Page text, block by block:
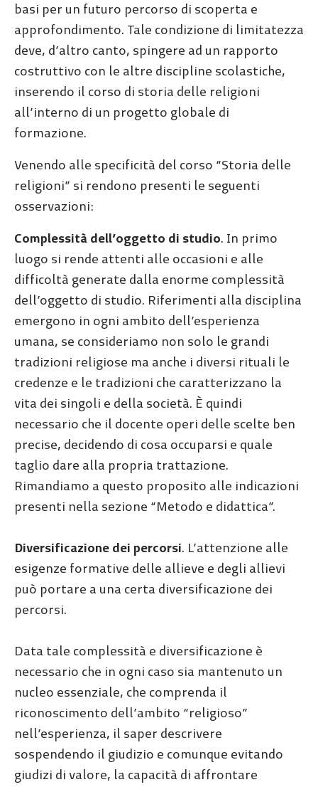
basi per un futuro percorso di scoperta e
approfondimento. Tale condizione di limitatezza
deve, d’altro canto, spingere ad un rapporto
costruttivo con le altre discipline scolastiche,
inserendo il corso di storia delle religioni
all’interno di un progetto globale di
formazione.
Venendo alle specificità del corso “Storia delle
religioni” si rendono presenti le seguenti
osservazioni:
Complessità dell’oggetto di studio. In primo
luogo si rende attenti alle occasioni e alle
difficoltà generate dalla enorme complessità
dell’oggetto di studio. Riferimenti alla disciplina
emergono in ogni ambito dell’esperienza
umana, se consideriamo non solo le grandi
tradizioni religiose ma anche i diversi rituali le
credenze e le tradizioni che caratterizzano la
vita dei singoli e della società. È quindi
necessario che il docente operi delle scelte ben
precise, decidendo di cosa occuparsi e quale
taglio dare alla propria trattazione.
Rimandiamo a questo proposito alle indicazioni
presenti nella sezione “Metodo e didattica”.
Diversificazione dei percorsi. L’attenzione alle
esigenze formative delle allieve e degli allievi
può portare a una certa diversificazione dei
percorsi.
Data tale complessità e diversificazione è
necessario che in ogni caso sia mantenuto un
nucleo essenziale, che comprenda il
riconoscimento dell’ambito “religioso”
nell’esperienza, il saper descrivere
sospendendo il giudizio e comunque evitando
giudizi di valore, la capacità di affrontare